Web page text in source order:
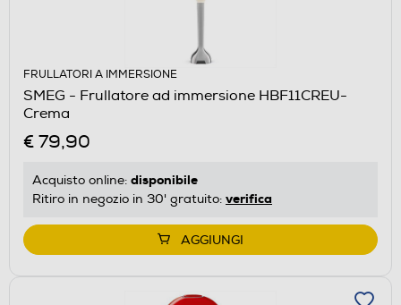
FRULLATORI A IMMERSIONE
SMEG - Frullatore ad immersione HBF11CREU-
Crema
€ 79,90
Acquisto online: disponibile
Ritiro in negozio in 30' gratuito: verifica
AGGIUNGI